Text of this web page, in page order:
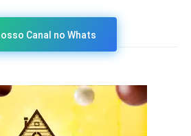
Canal no Whats